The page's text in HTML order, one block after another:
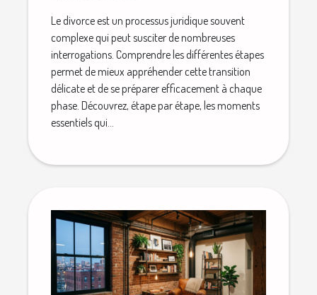
Le divorce est un processus juridique souvent
complexe qui peut susciter de nombreuses
interrogations. Comprendre les différentes étapes
permet de mieux appréhender cette transition
délicate et de se préparer efficacement à chaque
phase. Découvrez, étape par étape, les moments
essentiels qui...